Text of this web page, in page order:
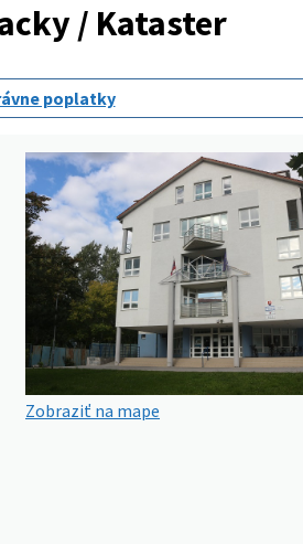
/ Kataster
poplatky
Zobraziť na mape